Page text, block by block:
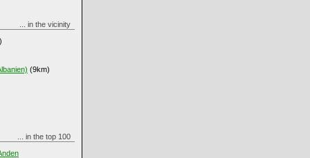
... in the vicinity
(9km)
... in the top 100